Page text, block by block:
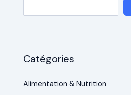
Catégories
Alimentation & Nutrition